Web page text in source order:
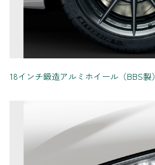
18インチ鍛造アルミホイール（BBS製）